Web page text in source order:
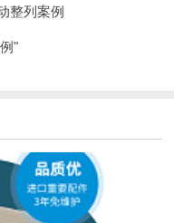
整列案例
"